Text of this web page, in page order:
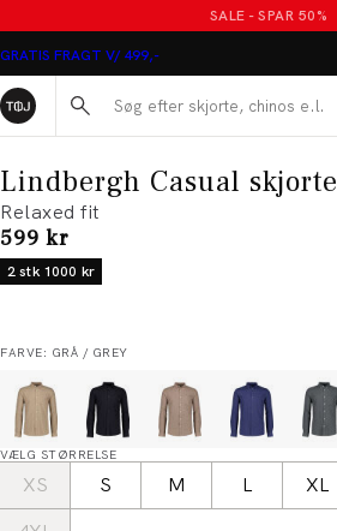
SALE - SPAR 50%
GRATIS FRAGT V/ 499,-
Søg her...
Lindbergh Casual skjorte
Relaxed fit
I alt (inkl. rabat)
599 kr
2 stk 1000 kr
FARVE: GRÅ / GREY
VÆLG STØRRELSE
XS S M L XL